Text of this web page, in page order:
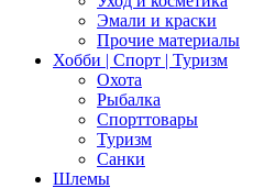
Эмали и краски
Прочие материалы
Хобби | Cпорт | Туризм
Охота
Рыбалка
Спорттовары
Туризм
Санки
Шлемы